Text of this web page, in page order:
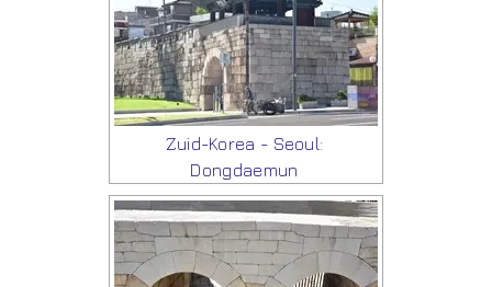
Zuid-Korea - Seoul:
Dongdaemun